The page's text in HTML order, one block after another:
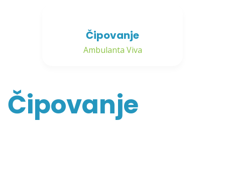
Čipovanje
Ambulanta Viva
Čipovanje